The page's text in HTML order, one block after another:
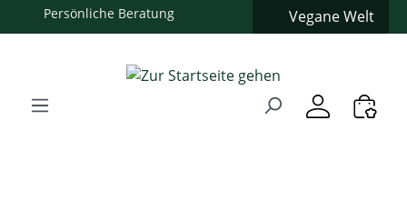
Zum Hauptinhalt springen
Zur Hauptnavigation springen
Vegane Welt